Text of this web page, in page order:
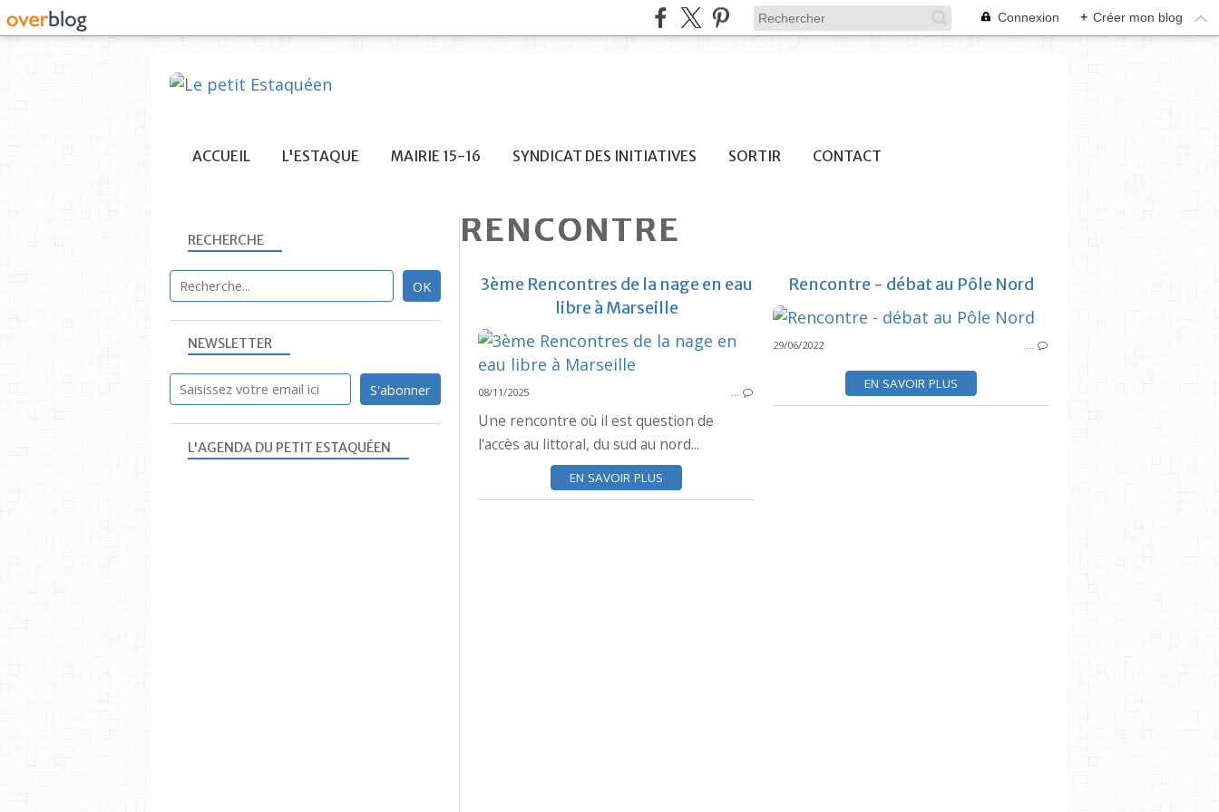
Connexion + Créer mon blog
ACCUEIL L'ESTAQUE MAIRIE 15-16 SYNDICAT DES INITIATIVES SORTIR CONTACT
RENCONTRE
3ème Rencontres de la nage en eau
libre à Marseille
LIBRES NAGEURS
RENCONTRE
08/11/2025 …
Une rencontre où il est question de
l'accès au littoral, du sud au nord...
EN SAVOIR PLUS
Rencontre - débat au Pôle Nord
29/06/2022 …
EN SAVOIR PLUS
NEWSLETTER
RECHERCHE
L'AGENDA DU PETIT ESTAQUÉEN